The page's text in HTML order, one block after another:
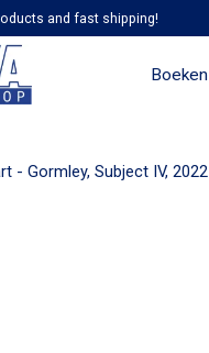
and fast shipping!
Boeken
- Gormley, Subject IV, 2022